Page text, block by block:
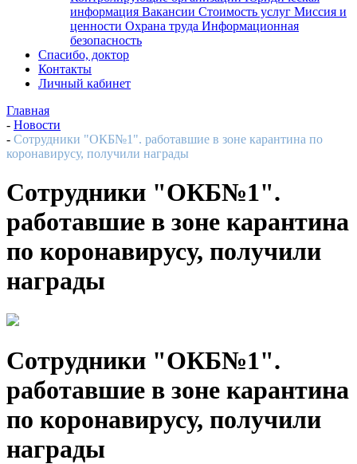
информация Вакансии Стоимость услуг Миссия и
ценности Охрана труда Информационная
безопасность
Спасибо, доктор
Контакты
Личный кабинет
Главная
- Новости
- Сотрудники "ОКБ№1". работавшие в зоне карантина по
коронавирусу, получили награды
Сотрудники "ОКБ№1".
работавшие в зоне карантина
по коронавирусу, получили
награды
Сотрудники "ОКБ№1".
работавшие в зоне карантина
по коронавирусу, получили
награды